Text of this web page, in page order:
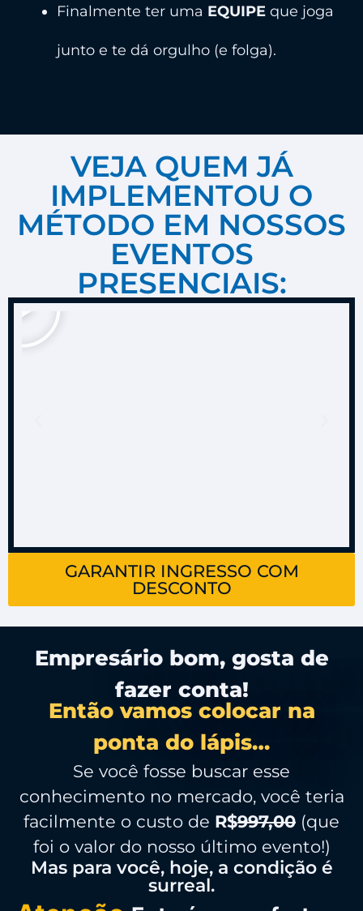
Finalmente ter uma EQUIPE que joga
junto e te dá orgulho (e folga).
VEJA QUEM JÁ
IMPLEMENTOU O
MÉTODO EM NOSSOS
EVENTOS
PRESENCIAIS:
GARANTIR INGRESSO COM
DESCONTO
Empresário bom, gosta de
fazer conta!
Então vamos colocar na
ponta do lápis…
Se você fosse buscar esse
conhecimento no mercado, você teria
facilmente o custo de R$997,00 (que
foi o valor do nosso último evento!)
Mas para você, hoje, a condição é
surreal.